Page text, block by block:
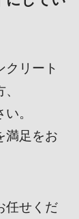
クリート
。
満足をお
任せくだ